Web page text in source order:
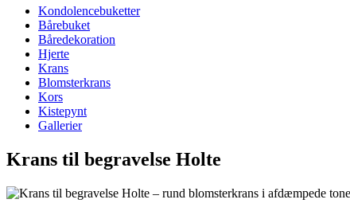
Kondolencebuketter
Bårebuket
Båredekoration
Hjerte
Krans
Blomsterkrans
Kors
Kistepynt
Gallerier
Krans til begravelse Holte